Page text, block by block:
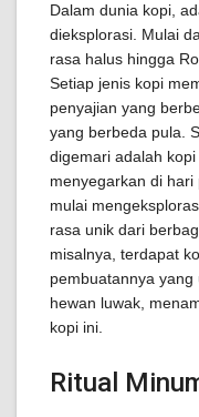
Dalam dunia kopi,
dieksplorasi. Mulai
rasa halus hingga
Setiap jenis kopi
penyajian yang
yang berbeda pula.
digemari adalah
menyegarkan di
mulai
rasa unik dari
misalnya, terdapat
pembuatannya
hewan luwak,
kopi ini.
Ritual